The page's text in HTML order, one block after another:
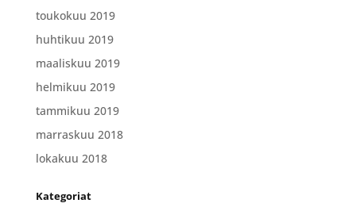
toukokuu 2019
huhtikuu 2019
maaliskuu 2019
helmikuu 2019
tammikuu 2019
marraskuu 2018
lokakuu 2018
Kategoriat